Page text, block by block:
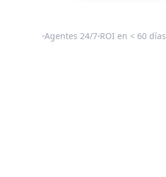
Agentes 24/7 ROI en < 60 días